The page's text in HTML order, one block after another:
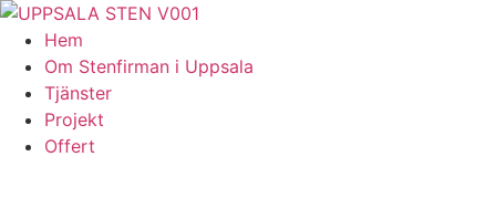
Skip
content
Hem
Om Stenfirman i Uppsala
Tjänster
Projekt
Offert